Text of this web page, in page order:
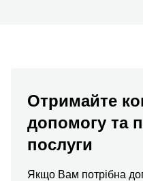
Отримайте
допомогу та
послуги
Якщо Вам потрібна